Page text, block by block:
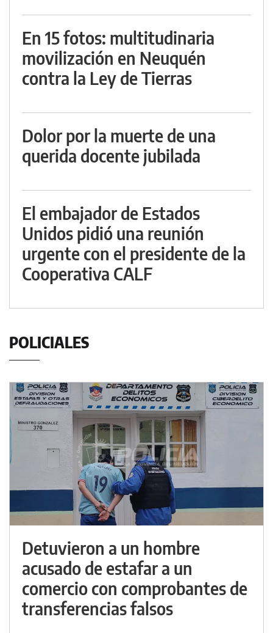
En 15 fotos: multitudinaria
movilización en Neuquén
contra la Ley de Tierras
Dolor por la muerte de una
querida docente jubilada
El embajador de Estados
Unidos pidió una reunión
urgente con el presidente de la
Cooperativa CALF
POLICIALES
Detuvieron a un hombre
acusado de estafar a un
comercio con comprobantes de
transferencias falsos